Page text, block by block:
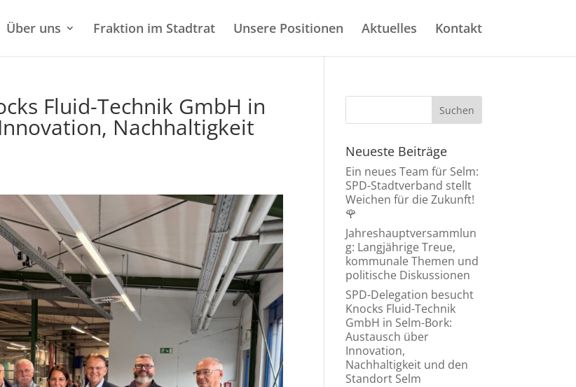
Über uns Fraktion im Stadtrat Unsere Positionen Aktuelles Kontakt
Fluid-Technik GmbH in
Nachhaltigkeit
Neueste Beiträge
Ein neues Team für Selm:
SPD-Stadtverband stellt
Weichen für die Zukunft!
🌹
Jahreshauptversammlun
g: Langjährige Treue,
kommunale Themen und
politische Diskussionen
SPD-Delegation besucht
Knocks Fluid-Technik
GmbH in Selm-Bork:
Austausch über
Innovation,
Nachhaltigkeit und den
Standort Selm